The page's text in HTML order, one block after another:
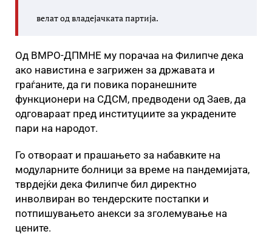
велат од владејачката партија.
Од ВМРО-ДПМНЕ му порачаа на Филипче дека
ако навистина е загрижен за државата и
граѓаните, да ги повика поранешните
функционери на СДСМ, предводени од Заев, да
одговараат пред институциите за украдените
пари на народот.
Го отвораат и прашањето за набавките на
модуларните болници за време на пандемијата,
тврдејќи дека Филипче бил директно
инволвиран во тендерските постапки и
потпишувањето анекси за зголемување на
цените.